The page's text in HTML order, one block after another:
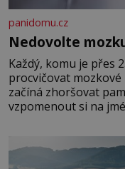
panidomu.cz
Nedovolte
Každý, komu je přes
procvičovat
začíná zhoršovat
vzpomenout si na
Je to opravdu tak, s
rozhodla stávkovat.